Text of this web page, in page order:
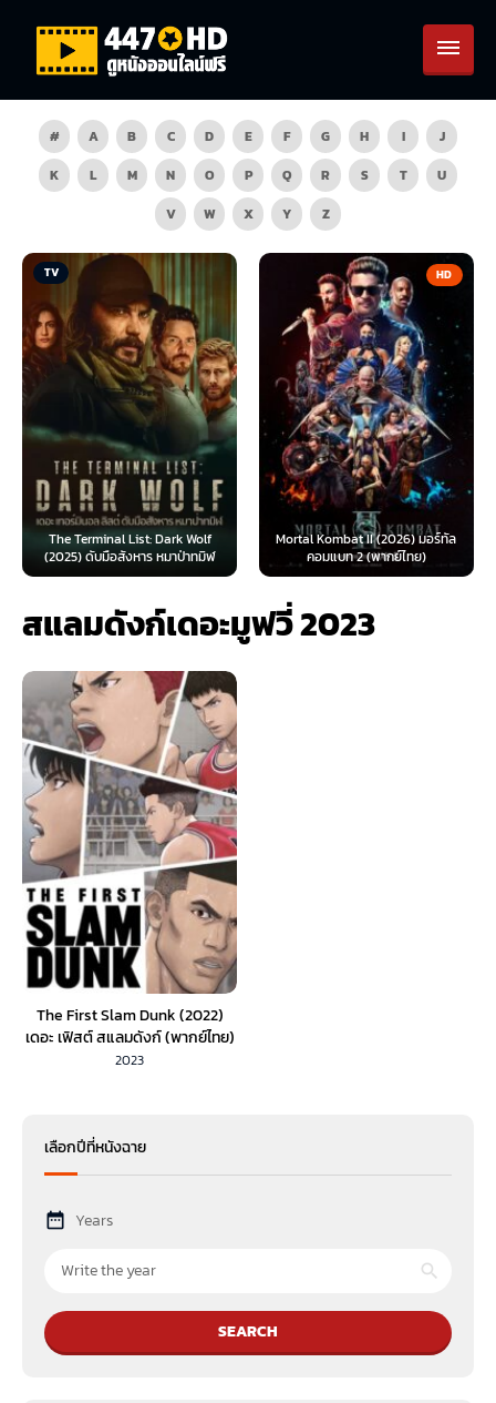
# A B C D E F G H I
J
K
L M N O P Q R S T
U
V
W X Y Z
TV
The Terminal List: Dark Wolf
(2025) ดับมือสังหาร หมาป่าทมิฬ
HD
Mortal Kombat II (2026) มอร์ทัล
คอมแบท 2 (พากย์ไทย)
สแลมดังก์เดอะมูฟวี่ 2023
The First Slam Dunk (2022)
เดอะ เฟิสต์ สแลมดังก์ (พากย์ไทย)
2023
เลือกปีที่หนังฉาย
Years
SEARCH